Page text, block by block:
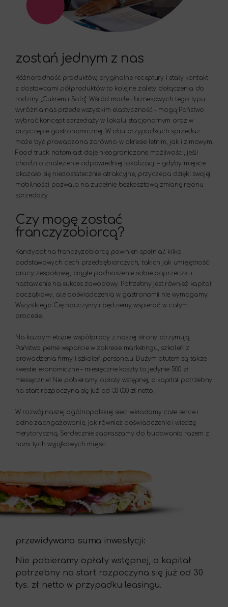
zostań jednym z nas
Różnorodność produktów, oryginalne receptury i stały kontakt
z dostawcami półproduktów to kolejne zalety dołączenia do
rodziny „Cukrem i Solą”. Wśród modeli biznesowych tego typu
wyróżnia nas przede wszystkim elastyczność – mogą Państwo
wybrać koncept sprzedaży w lokalu stacjonarnym oraz w
przyczepie gastronomicznej. W obu przypadkach sprzedaż
może być prowadzona zarówno w okresie letnim, jak i zimowym.
Food truck natomiast daje nieograniczone możliwości, jeśli
chodzi o znalezienie odpowiedniej lokalizacji – gdyby miejsce
okazało się niedostatecznie atrakcyjne, przyczepa dzięki swojej
mobilności pozwala na zupełnie bezkosztową zmianę rejonu
sprzedaży.
Czy mogę zostać
franczyzobiorcą?
Kandydat na franczyzobiorcę powinien spełniać kilka
podstawowych cech przedsiębiorczych, takich jak umiejętność
pracy zespołowej, ciągłe podnoszenie sobie poprzeczki i
nastawienie na sukces zawodowy. Potrzebny jest również kapitał
początkowy, ale doświadczenia w gastronomii nie wymagamy.
Wszystkiego Cię nauczymy i będziemy wspierać w całym
procesie.
Na każdym etapie współpracy z naszej strony otrzymują
Państwo pełne wsparcie w zakresie marketingu, szkoleń z
prowadzenia firmy i szkoleń personelu. Dużym atutem są także
kwestie ekonomiczne – miesięczne koszty to jedynie 500 zł
miesięcznie! Nie pobieramy opłaty wstępnej, a kapitał potrzebny
na start rozpoczyna się już od 30 000 zł netto.
W rozwój naszej ogólnopolskiej sieci wkładamy całe serce i
pełne zaangażowanie, jak również doświadczenie i wiedzę
merytoryczną. Serdecznie zapraszamy do budowania razem z
nami tych wyjątkowych miejsc.
przewidywana suma inwestycji:
Nie pobieramy opłaty wstępnej, a kapitał
potrzebny na start rozpoczyna się już od 30
tys. zł netto w przypadku leasingu.